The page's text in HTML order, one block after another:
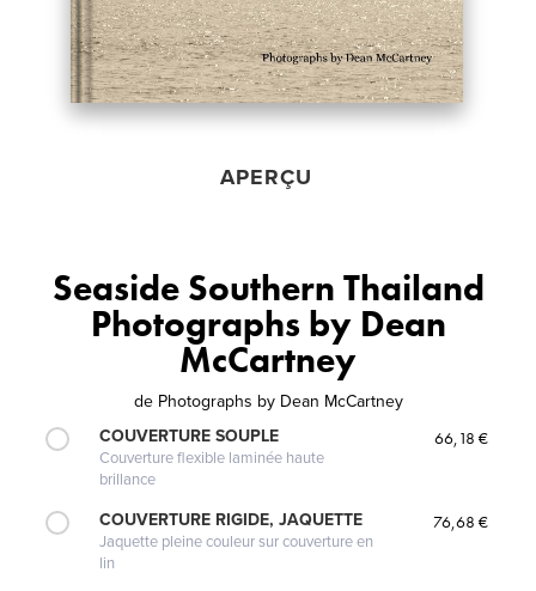
APERÇU
Seaside Southern Thailand
Photographs by Dean
McCartney
de Photographs by Dean McCartney
COUVERTURE SOUPLE
Couverture flexible laminée haute
brillance
66,18 €
COUVERTURE RIGIDE, JAQUETTE
Jaquette pleine couleur sur couverture en
lin
76,68 €